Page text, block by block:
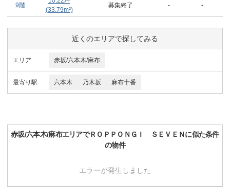
9階
(33.79m²)
募集終了 - -
近くのエリアで探してみる
エリア 赤坂/六本木/麻布
最寄り駅 六本木 乃木坂 麻布十番
赤坂/六本木/麻布エリアでＲＯＰＰＯＮＧＩ ＳＥＶＥＮに似た条件
の物件
エラーが発生しました